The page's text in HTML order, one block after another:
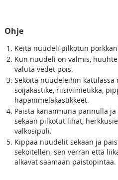
Ohje
Keitä nuudeli pilkotun
Kun nuudeli on valmis,
valuta vedet pois.
Sekoita nuudeleihin kattilassa
soijakastike, riisiviinietikka,
hapanimeläkastikkeet.
Paista kananmuna pannulla
sekaan pilkotut lihat,
valkosipuli.
Kippaa nuudelit sekaan ja
sekoitellen, sen verran että
alkavat saamaan paistopintaa.